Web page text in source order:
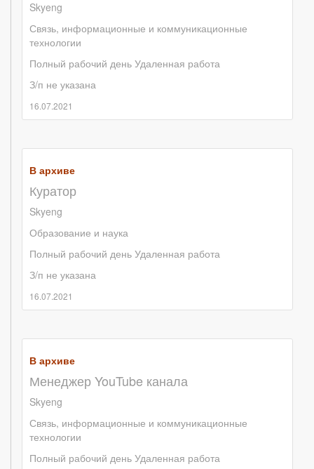
Skyeng
Связь, информационные и коммуникационные
технологии
Полный рабочий день Удаленная работа
З/п не указана
16.07.2021
В архиве
Куратор
Skyeng
Образование и наука
Полный рабочий день Удаленная работа
З/п не указана
16.07.2021
В архиве
Менеджер YouTube канала
Skyeng
Связь, информационные и коммуникационные
технологии
Полный рабочий день Удаленная работа